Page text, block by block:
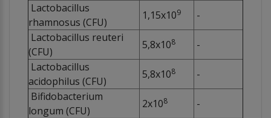
Lactobacillus
rhamnosus (CFU)
1,15x109
-
Lactobacillus reuteri
(CFU)
5,8x108
-
Lactobacillus
acidophilus (CFU)
5,8x108
-
Bifidobacterium
longum (CFU)
2x108
-